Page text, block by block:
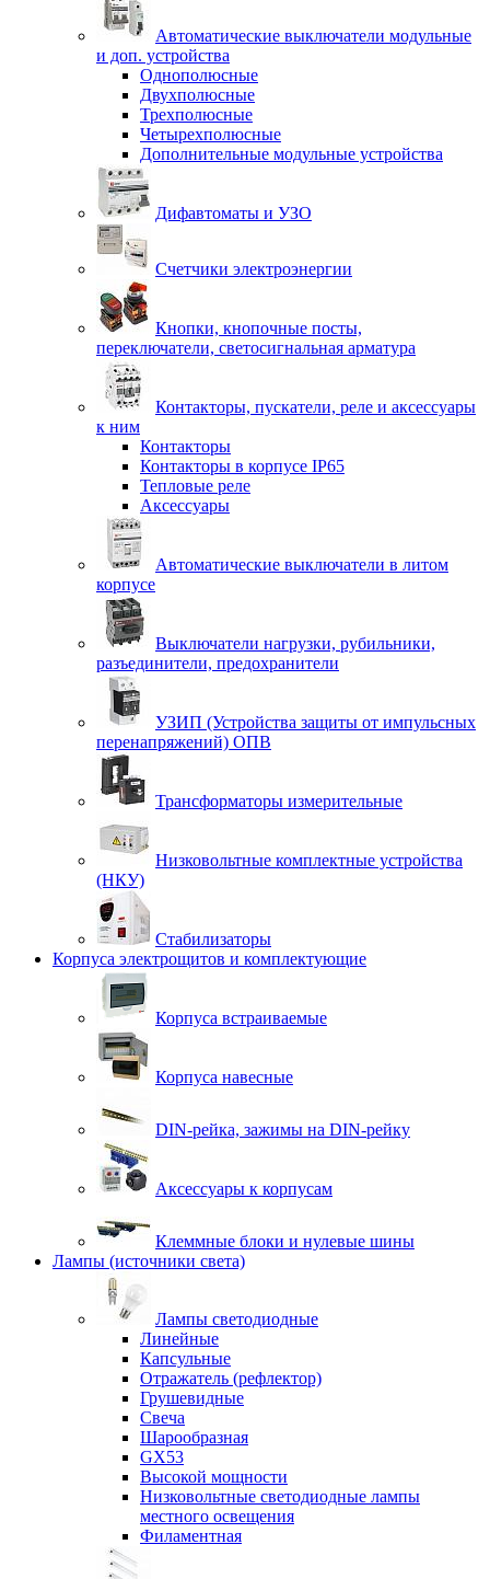
Автоматические выключатели модульные
и доп. устройства
Однополюсные
Двухполюсные
Трехполюсные
Четырехполюсные
Дополнительные модульные устройства
Дифавтоматы и УЗО
Счетчики электроэнергии
Кнопки, кнопочные посты,
переключатели, светосигнальная арматура
Контакторы, пускатели, реле и аксессуары
к ним
Контакторы
Контакторы в корпусе IP65
Тепловые реле
Аксессуары
Автоматические выключатели в литом
корпусе
Выключатели нагрузки, рубильники,
разъединители, предохранители
УЗИП (Устройства защиты от импульсных
перенапряжений) ОПВ
Трансформаторы измерительные
Низковольтные комплектные устройства
(НКУ)
Стабилизаторы
Корпуса электрощитов и комплектующие
Корпуса встраиваемые
Корпуса навесные
DIN-рейка, зажимы на DIN-рейку
Аксессуары к корпусам
Клеммные блоки и нулевые шины
Лампы (источники света)
Лампы светодиодные
Линейные
Капсульные
Отражатель (рефлектор)
Грушевидные
Свеча
Шарообразная
GX53
Высокой мощности
Низковольтные светодиодные лампы
местного освещения
Филаментная